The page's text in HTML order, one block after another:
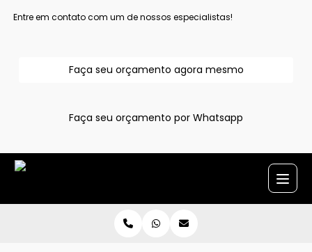
Entre em contato com um de nossos especialistas!
Faça seu orçamento agora mesmo
Faça seu orçamento por Whatsapp